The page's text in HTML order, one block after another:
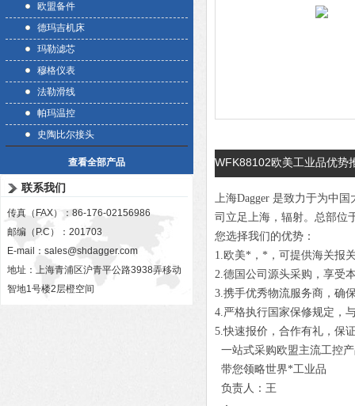
欧盟备件
德玛吉机床
玛勒滤芯
穆格仪表
法勒滑线
帕玛温控
史陶比尔接头
查看全部产品
联系我们
传真（FAX）：86-176-02156986
邮编（P.C）：201703
E-mail： sales@shdagger.com
地址：上海青浦区沪青平公路3938弄移动
智地1号楼2层橙空间
WFK88102欧美工业品优势
上海Dagger 是致力于为中
司立足上海，辐射。总部位
您选择我们的优势：
1.欧美*，*，可提供海关报
2.德国公司源头采购，享受
3.携手优秀物流服务商，确
4.严格执行国家保修规定，
5.快速报价，合作有礼，保
一站式采购欧盟主流工控
带您领略世界*工业品
负责人：王